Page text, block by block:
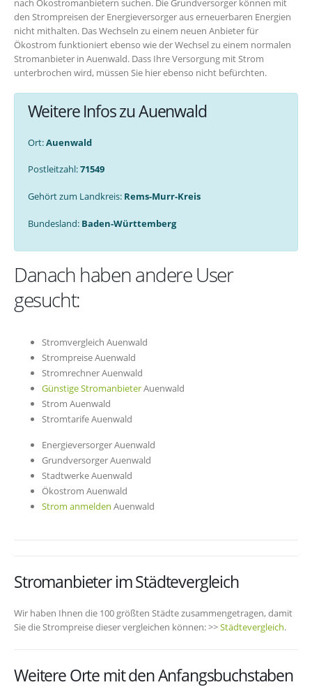
nach Ökostromanbietern suchen. Die Grundversorger können mit
den Strompreisen der Energieversorger aus erneuerbaren Energien
nicht mithalten. Das Wechseln zu einem neuen Anbieter für
Ökostrom funktioniert ebenso wie der Wechsel zu einem normalen
Stromanbieter in Auenwald. Dass Ihre Versorgung mit Strom
unterbrochen wird, müssen Sie hier ebenso nicht befürchten.
Weitere Infos zu Auenwald
Ort:Auenwald
Postleitzahl:71549
Gehört zum Landkreis: Rems-Murr-Kreis
Bundesland: Baden-Württemberg
Danach haben andere User
gesucht:
Stromvergleich Auenwald
Strompreise Auenwald
Stromrechner Auenwald
Günstige StromanbieterAuenwald
Strom Auenwald
Stromtarife Auenwald
Energieversorger Auenwald
Grundversorger Auenwald
Stadtwerke Auenwald
Ökostrom Auenwald
Strom anmelden Auenwald
Stromanbieter im Städtevergleich
Wir haben Ihnen die 100 größten Städte zusammengetragen, damit
Sie die Strompreise dieser vergleichen können: >>Städtevergleich.
Weitere Orte mit den Anfangsbuchstaben